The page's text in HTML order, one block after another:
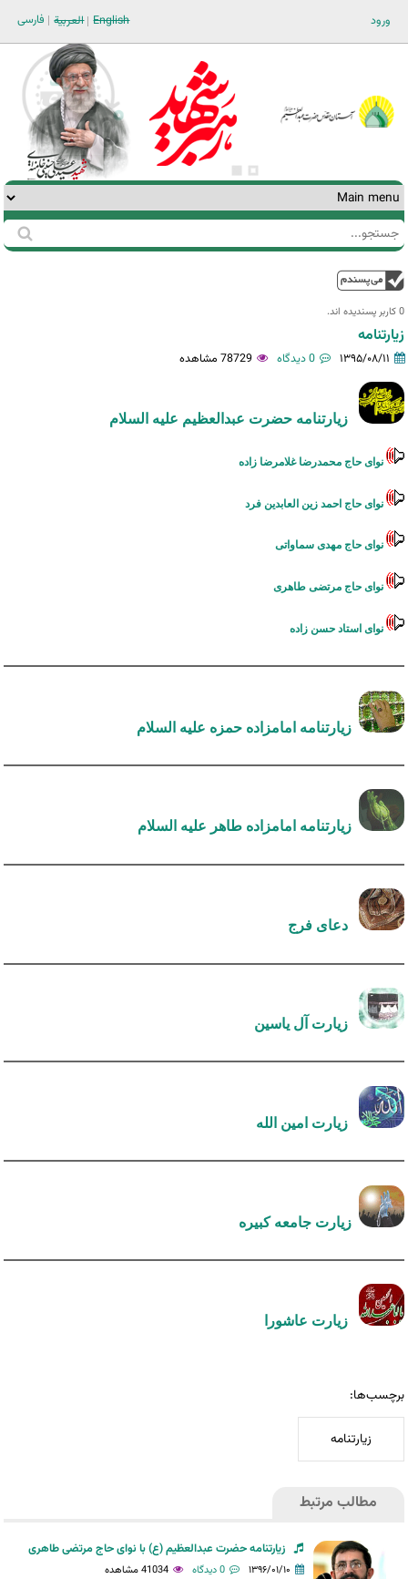
ورود فارسی العربية English
فرم
جستجو
جستجو
0 کاربر پسندیده اند.‎
زیارتنامه
۱۳۹۵/۰۸/۱۱ 0 دیدگاه 78729 مشاهده
زیارتنامه حضرت عبدالعظیم علیه السلام
نوای حاج محمدرضا غلامرضا زاده
نوای حاج احمد زین العابدین فرد
نوای حاج مهدی سماواتی
نوای حاج مرتضی طاهری
نوای استاد حسن زاده
زیارتنامه امامزاده حمزه علیه السلام
زیارتنامه امامزاده طاهر علیه السلام
دعای فرج
زیارت آل یاسین
زیارت امین الله
زیارت جامعه کبیره
زیارت عاشورا
برچسب‌ها:
زیارتنامه
مطالب مرتبط
زیارتنامه حضرت عبدالعظیم (ع) با نوای حاج مرتضی طاهری
۱۳۹۶/۰۱/۱۰ 0 دیدگاه 41034 مشاهده